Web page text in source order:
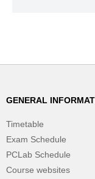
GENERAL
Timetable
Exam Schedule
PCLab Schedule
Course websites